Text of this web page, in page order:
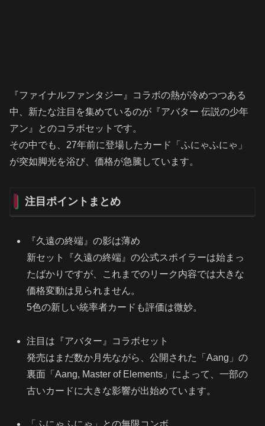
『ファイナルファンタジー』コラボの熱が冷めつつある
中、新たな注目を集めているのが『アバター 伝説の少年
アン』とのコラボセットです。
その中でも、27年前に登場したカード「ふにゃふにゃ」
が突如脚光を浴び、価格が急騰しています。
注目ポイントまとめ
『久遠の終端』の影は薄め
新セット『久遠の終端』の公式スポイラーは始まっ
たばかりですが、これまでのリーク内容では大きな
価格変動は見られません。
5色の新しい統率者カードも評価は微妙。
注目は『アバター』コラボセット
発売はまだ数か月先ながら、公開された「Aang」の
裏面「Aang, Master of Elements」によって、一部の
古いカードに大きな影響が出始めています。